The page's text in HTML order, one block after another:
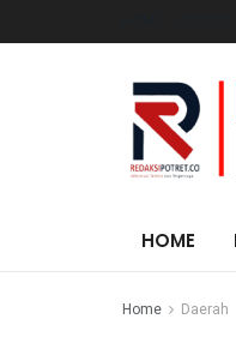
HOME
Home Daerah